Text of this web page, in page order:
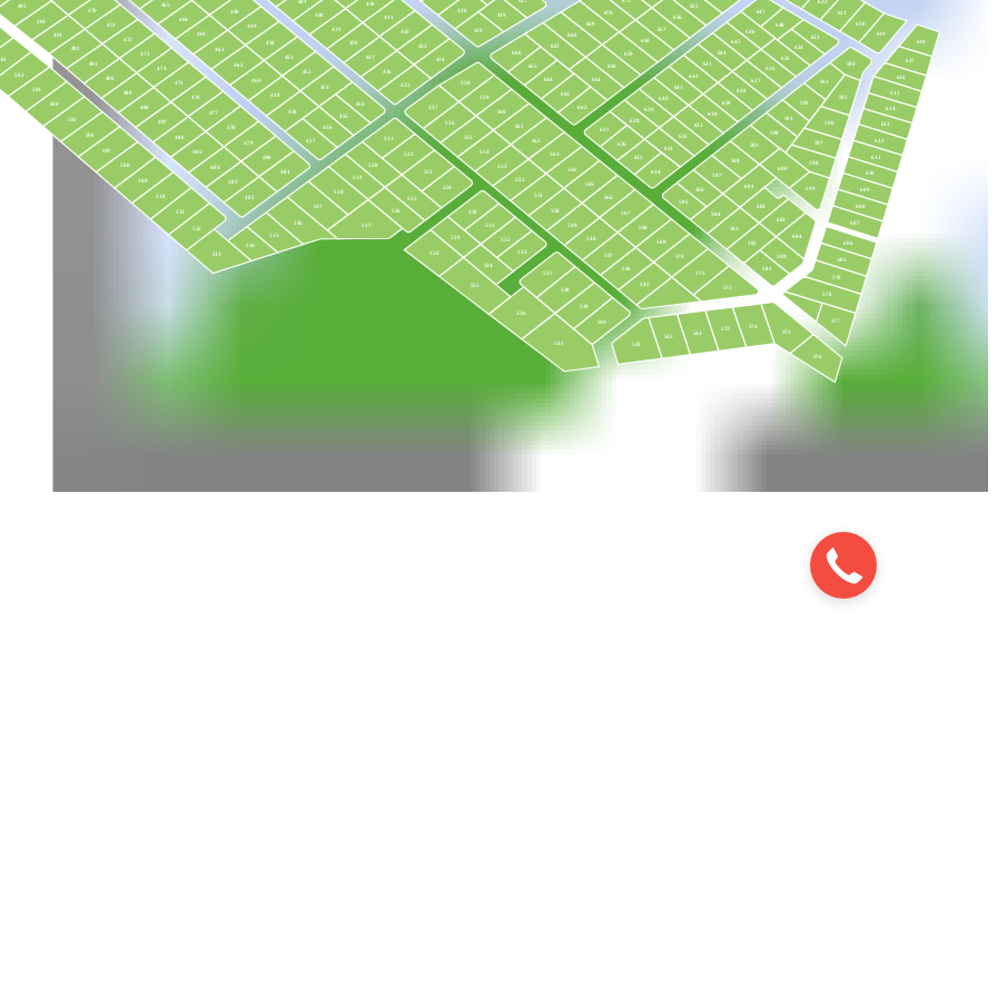
622
621
620
619
618
617
616
615
614
613
612
611
610
609
608
607
606
605
579
578
577
576
575
574
573
544
543
542
541
540
539
538
537
536
535
534
533
532
531
530
529
528
527
526
525
524
523
522
521
520
519
518
517
516
515
514
513
512
511
510
509
508
507
506
505
504
503
502
545
546
547
548
549
550
551
552
553
554
555
556
557
558
559
560
561
562
563
564
565
566
567
568
569
570
571
572
580
581
582
583
584
585
586
587
588
589
590
591
592
593
594
595
596
597
598
599
600
601
602
603
604
634
635
636
637
638
639
640
633
632
631
630
629
628
627
626
625
624
623
648
647
646
645
644
643
642
641
662
663
664
665
666
667
668
669
670
661
660
659
658
657
656
655
418
419
420
430
431
432
433
434
435
436
437
438
439
440
448
449
450
451
452
453
454
455
456
457
458
459
460
461
462
463
464
465
470
471
472
473
474
475
476
477
478
479
480
481
482
483
484
485
486
487
488
489
490
491
492
493
494
495